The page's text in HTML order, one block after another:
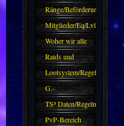
Ränge/Beförderungen
Mitglieder/Eq/Lvl
Woher wir alle
kommen.
Raids und
Zubehör
Lootsystem/Regeln
G.-
Sparkasse/Goldleihen
TS³ Daten/Regeln
PvP-Bereich